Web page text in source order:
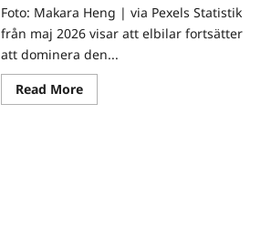
Foto: Makara Heng | via Pexels Statistik
från maj 2026 visar att elbilar fortsätter
att dominera den...
Read MoreRead
more